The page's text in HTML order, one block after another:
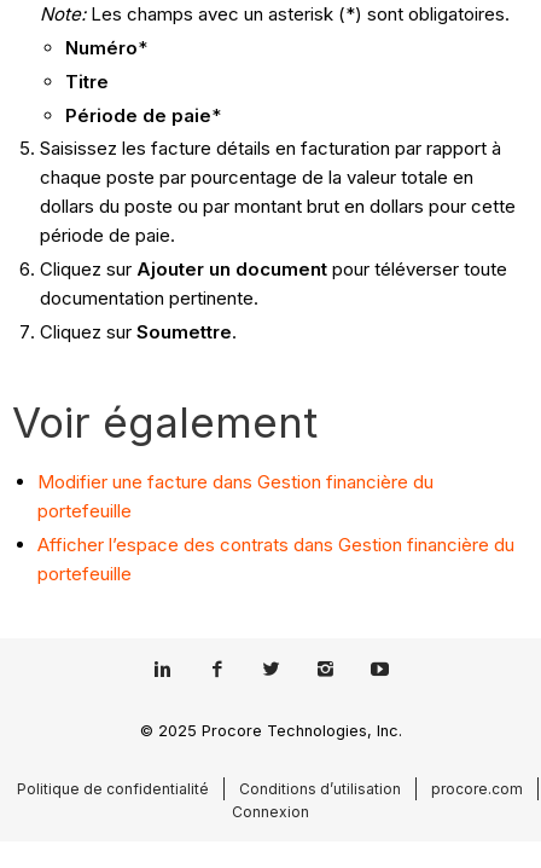
Note: Les champs avec un asterisk (*) sont obligatoires.
Numéro*
Titre
Période de paie*
Saisissez les facture détails en facturation par rapport à
chaque poste par pourcentage de la valeur totale en
dollars du poste ou par montant brut en dollars pour cette
période de paie.
Cliquez sur Ajouter un documentpour téléverser toute
documentation pertinente.
Cliquez sur Soumettre.
Voir également
Modifier une facture dans Gestion financière du
portefeuille
Afficher l’espace des contrats dans Gestion financière du
portefeuille
© 2025 Procore Technologies, Inc.
Politique de confidentialité Conditions d’utilisation
procore.com
Connexion